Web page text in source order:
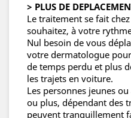
> PLUS DE
Le traitement se fait
souhaitez, à votre
Nul besoin de vous
votre dermatologue
de temps perdu et plus
les trajets en voiture.
Les personnes jeunes
ou plus, dépendant des
peuvent tranquillement